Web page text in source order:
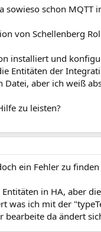
sowieso schon
von Schellenberg
installiert und
Entitäten der
Datei, aber ich weiß
zu leisten?
ein Fehler zu
in HA, aber
was ich mit der
bearbeite da ändert